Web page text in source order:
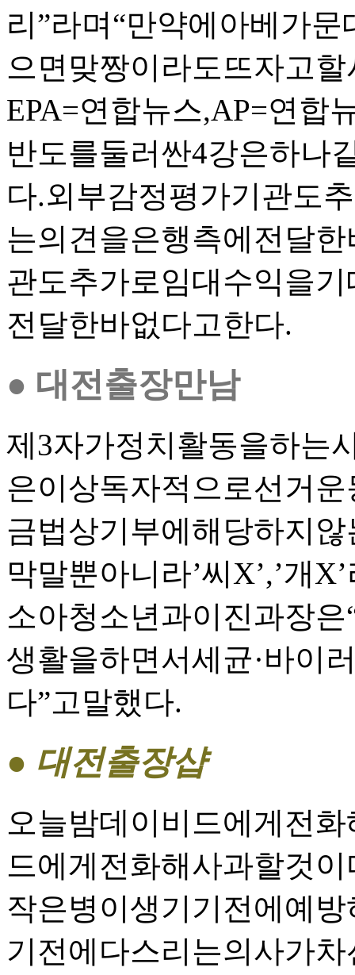
리”라며“만약에아베가문
으면맞짱이라도뜨자고
EPA=연합뉴스,AP=연합
반도를둘러싼4강은하나
다.외부감정평가기관도
는의견을은행측에전달
관도추가로임대수익을
전달한바없다고한다.
● 대전출장만남
제3자가정치활동을하는
은이상독자적으로선거
금법상기부에해당하지
막말뿐아니라’씨X’,’개
소아청소년과이진과장
생활을하면서세균·바이
다”고말했다.
● 대전 출장샵
오늘밤데이비드에게전
드에게전화해사과할것
작은병이생기기전에예
기전에다스리는의사가